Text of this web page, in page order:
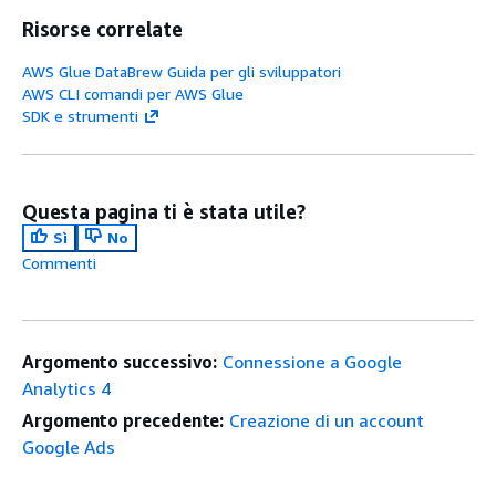
Risorse correlate
AWS Glue DataBrew Guida per gli sviluppatori
AWS CLI comandi per AWS Glue
SDK e strumenti
Questa pagina ti è stata utile?
Sì
No
Commenti
Argomento successivo: Connessione a Google
Analytics 4
Argomento precedente: Creazione di un account
Google Ads